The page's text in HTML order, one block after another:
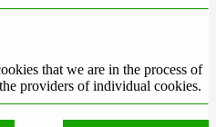
that we are in the process of
providers of individual cookies.